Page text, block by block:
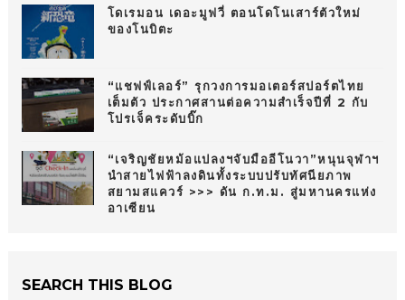
โดเรมอน เดอะมูฟวี่ ตอนโดโนเสาร์ตัวใหม่
ของโนบิตะ
“แชฟฟ์เลอร์” รุกวงการมอเตอร์สปอร์ตไทย
เต็มตัว ประกาศสานต่อความสำเร็จปีที่ 2 กับ
โปรเจ็คระดับบิ๊ก
“เจริญชัยหม้อแปลงฯจับมืออีโนวา”หนุนจุฬาฯ
นำสายไฟฟ้าลงดินทั้งระบบปรับทัศนียภาพ
สยามสแควร์ >>> ดัน ก.ท.ม. สู่มหานครแห่ง
อาเซียน
SEARCH THIS BLOG